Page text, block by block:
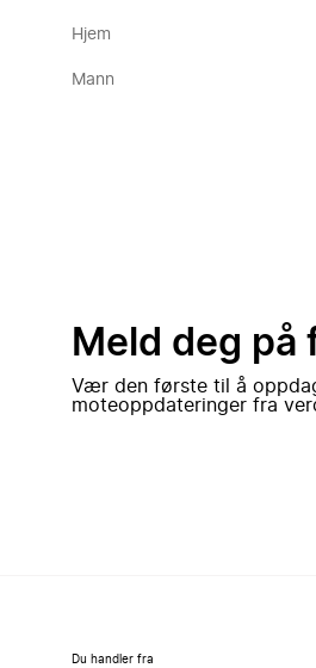
Hjem
Mann
Meld deg
Vær den første til å
moteoppdateringer fra
Du handler fra